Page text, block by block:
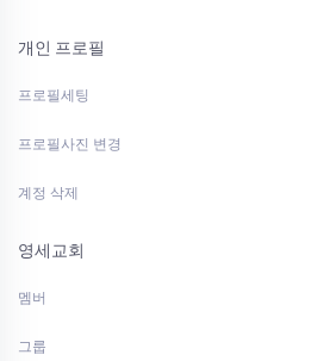
개인 프로필
프로필세팅
프로필사진 변경
계정 삭제
영세교회
멤버
그룹